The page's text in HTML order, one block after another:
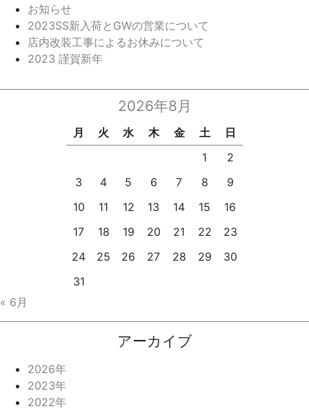
お知らせ
2023SS新入荷とGWの営業について
店内改装工事によるお休みについて
2023 謹賀新年
2026年8月
月 火 水 木 金 土
日
1
2
3
4 5 6 7 8
9
10
11 12 13 14 15
16
17
18 19 20 21 22
23
24
25 26 27 28 29
30
31
« 6月
アーカイブ
2026年
2023年
2022年